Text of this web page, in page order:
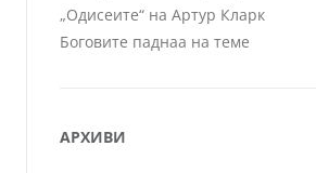
„Одисеите“ на Артур Кларк
Боговите паднаа на теме
АРХИВИ